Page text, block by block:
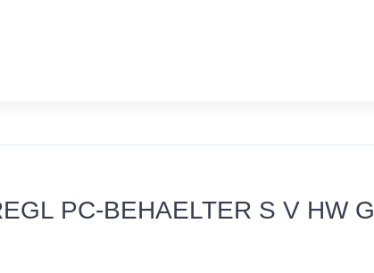
PC-BEHAELTER S V HW G